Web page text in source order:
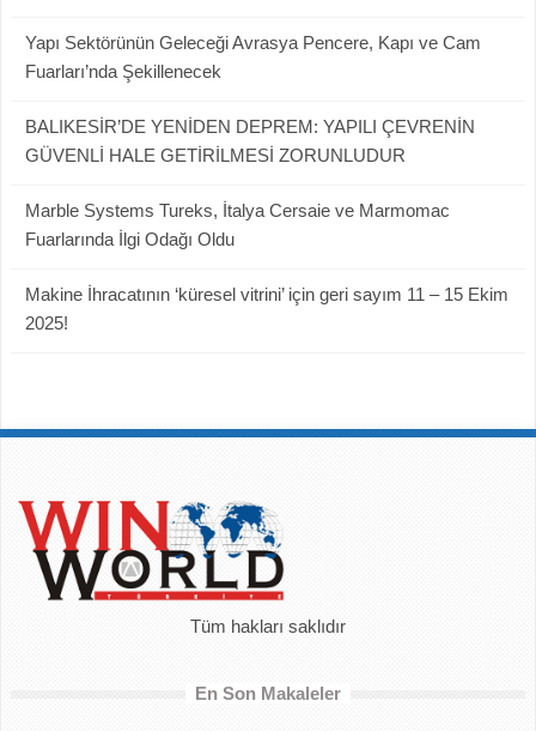
Yapı Sektörünün Geleceği Avrasya Pencere, Kapı ve Cam
Fuarları’nda Şekillenecek
BALIKESİR’DE YENİDEN DEPREM: YAPILI ÇEVRENİN
GÜVENLİ HALE GETİRİLMESİ ZORUNLUDUR
Marble Systems Tureks, İtalya Cersaie ve Marmomac
Fuarlarında İlgi Odağı Oldu
Makine İhracatının ‘küresel vitrini’ için geri sayım 11 – 15 Ekim
2025!
Tüm hakları saklıdır
En Son Makaleler